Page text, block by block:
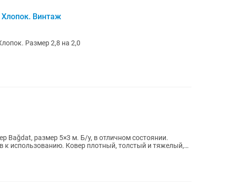
Хлопок. Винтаж
Размер 2,8 на 2,0
Bağdat, размер 5×3 м. Б/у, в отличном состоянии.
к использованию. Ковер плотный, толстый и тяжелый,